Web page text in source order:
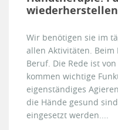
wiederherstellen
Wir benötigen sie im
allen Aktivitäten. Beim
Beruf. Die Rede ist
kommen wichtige
eigenständiges
die Hände gesund
eingesetzt werden....